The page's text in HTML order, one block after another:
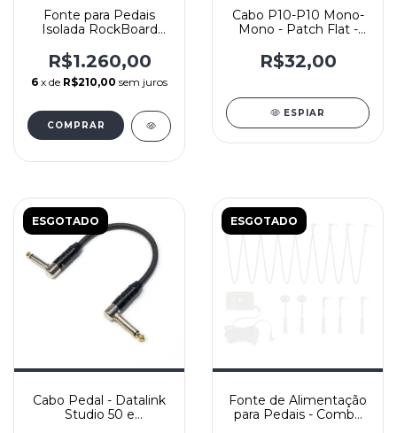
Fonte para Pedais
Isolada RockBoard
IEC
R$1.260,00
6 x de R$210,00 sem juros
Cabo P10-P10 Mono-
Mono - Patch Flat -
R$32,00
ESPIAR
ESGOTADO
Cabo Pedal - Datalink
Studio 50 e
ESGOTADO
Fonte de Alimentação
para Pedais - Combo